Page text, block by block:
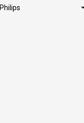
Philips